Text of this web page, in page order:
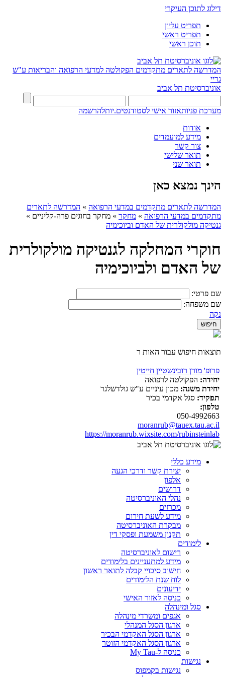
דילוג לתוכן העיקרי
תפריט עליון
תפריט ראשי
תוכן ראשי
המדרשה לתארים מתקדמים הפקולטה למדעי הרפואה והבריאות ע"ש
גריי
אוניברסיטת תל אביב
מערכת פניותאזור אישי לסטודנטים.יותלהרשמה
אודות
מידע למועמדים
צור קשר
תואר שלישי
תואר שני
הינך נמצא כאן
המדרשה לתארים מתקדמים במדעי הרפואה » המדרשה לתארים
מתקדמים במדעי הרפואה » מחקר » מחקר בחוגים פרה-קליניים »
גנטיקה מולקולרית של האדם וביוכימיה
חוקרי המחלקה לגנטיקה מולקולרית
של האדם ולביוכימיה
שם פרטי:
שם משפחה:
נקה
תוצאות חיפוש עבור האות ר
פרופ' מורן רובינשטיין חייטין
יחידה: הפקולטה לרפואה
יחידת משנה: מכון עיניים ע"ש גולדשלגר
תפקיד: סגל אקדמי בכיר
טלפון:
050-4992663
moranrub@tauex.tau.ac.il
https://moranrub.wixsite.com/rubinsteinlab
מידע כללי
יצירת קשר ודרכי הגעה
אלפון
דרושים
נהלי האוניברסיטה
מכרזים
מידע לשעת חירום
מבקרת האוניברסיטה
תקנון משמעת ופסקי דין
לימודים
רישום לאוניברסיטה
מידע למתעניינים בלימודים
חישוב סיכויי קבלה לתואר ראשון
לוח שנת הלימודים
ידיעונים
כניסה לאזור האישי
סגל ומינהלה
אגפים ומשרדי מינהלה
ארגון הסגל המנהלי
ארגון הסגל האקדמי הבכיר
ארגון הסגל האקדמי הזוטר
כניסה ל-My Tau
נגישות
נגישות בקמפוס